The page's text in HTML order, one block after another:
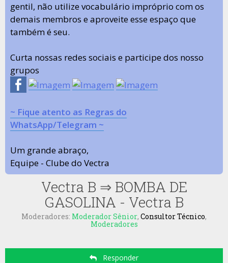
gentil, não utilize vocabulário impróprio com os
demais membros e aproveite esse espaço que
também é seu.
Curta nossas redes sociais e participe dos nosso
grupos
~ Fique atento as Regras do
WhatsApp/Telegram ~
Um grande abraço,
Equipe - Clube do Vectra
Vectra B ⇒ BOMBA DE
GASOLINA - Vectra B
Moderadores: Moderador Sênior, Consultor Técnico,
Moderadores
Responder